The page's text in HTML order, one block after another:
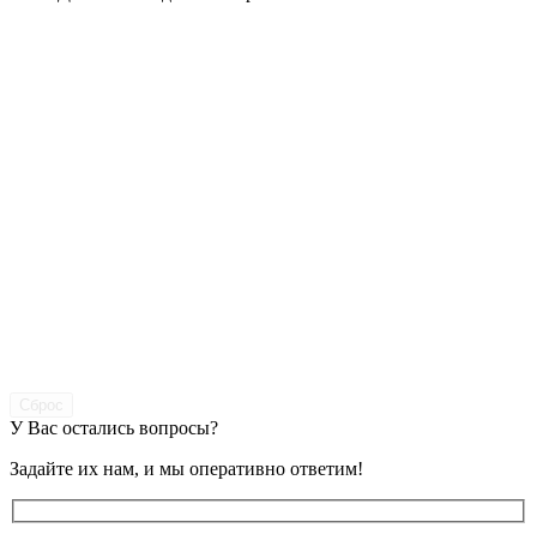
У Вас остались вопросы?
Задайте их нам, и мы оперативно ответим!